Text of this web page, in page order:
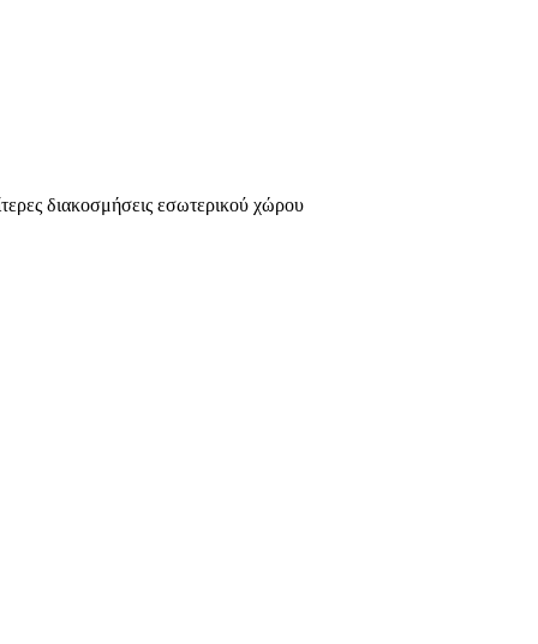
διακοσμήσεις εσωτερικού χώρου